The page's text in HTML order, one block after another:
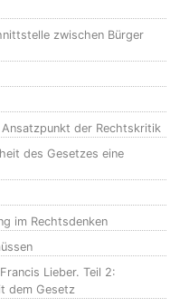
zwischen Bürger
der Rechtskritik
des Gesetzes eine
im Rechtsdenken
Lieber. Teil 2:
dem Gesetz